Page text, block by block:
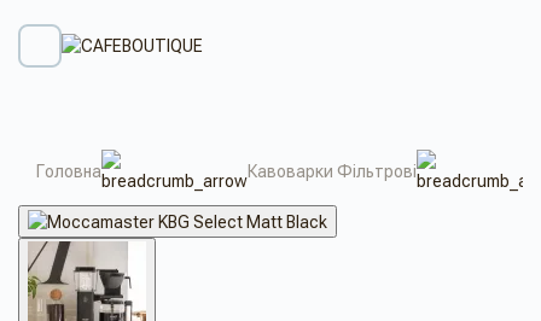
Головна Кавоварки Фільтрові